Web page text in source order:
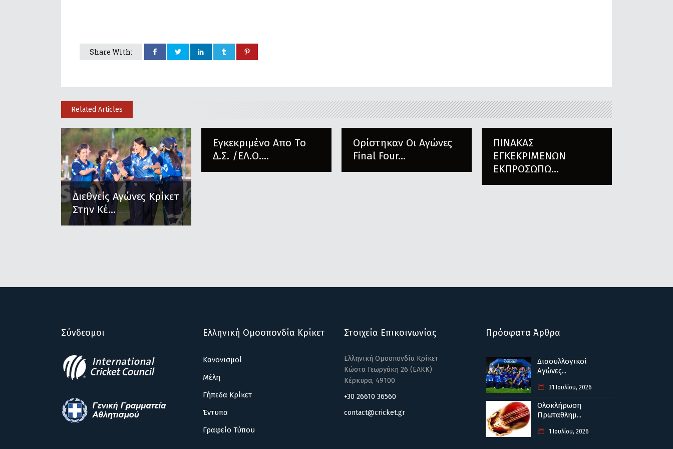
Share With:
Related Articles
Διεθνείς Αγώνες Κρίκετ
Στην Κέ...
Εγκεκριμένο Απο Το
Δ.Σ. /ΕΛ.Ο....
Ορίστηκαν Οι Αγώνες
Final Four...
ΠΙΝΑΚΑΣ
ΕΓΚΕΚΡΙΜΕΝΩΝ
ΕΚΠΡΟΣΩΠΩ...
Σύνδεσμοι Ελληνική Ομοσπονδία Κρίκετ
Κανονισμοί
Μέλη
Γήπεδα Κρίκετ
Έντυπα
Γραφείο Τύπου
Στοιχεία Επικοινωνίας
Ελληνική Ομοσπονδία Κρίκετ
Κώστα Γεωργάκη 26 (ΕΑΚΚ)
Κέρκυρα, 49100
+30 26610 36560
contact@cricket.gr
Πρόσφατα Άρθρα
Διασυλλογικοί
Αγώνες...
31 Ιουλίου, 2026
Ολοκλήρωση
Πρωταθλημ...
1 Ιουλίου, 2026